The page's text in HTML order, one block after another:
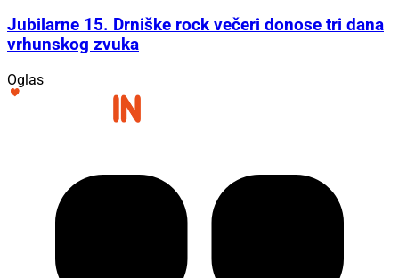
Jubilarne 15. Drniške rock večeri donose tri dana
vrhunskog zvuka
Oglas